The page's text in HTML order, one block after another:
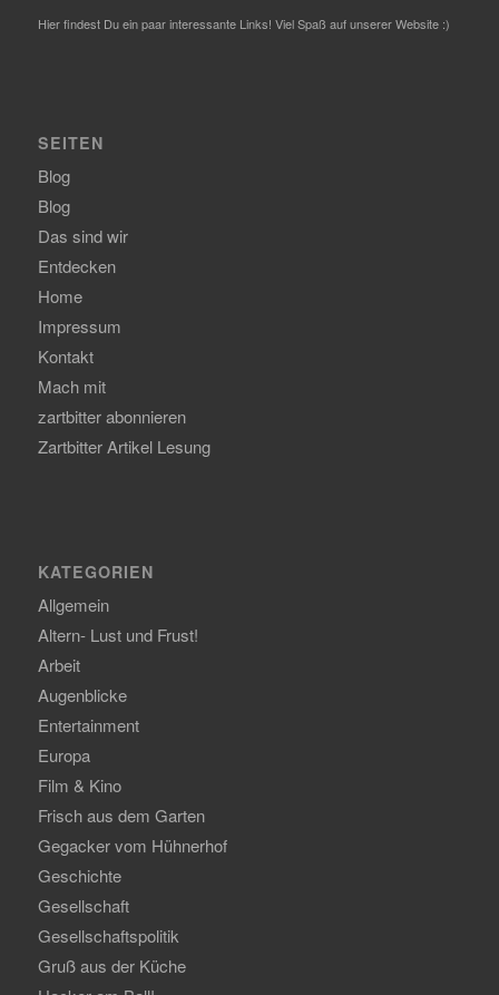
Hier findest Du ein paar interessante Links! Viel Spaß auf unserer Website :)
SEITEN
Blog
Blog
Das sind wir
Entdecken
Home
Impressum
Kontakt
Mach mit
zartbitter abonnieren
Zartbitter Artikel Lesung
KATEGORIEN
Allgemein
Altern- Lust und Frust!
Arbeit
Augenblicke
Entertainment
Europa
Film & Kino
Frisch aus dem Garten
Gegacker vom Hühnerhof
Geschichte
Gesellschaft
Gesellschaftspolitik
Gruß aus der Küche